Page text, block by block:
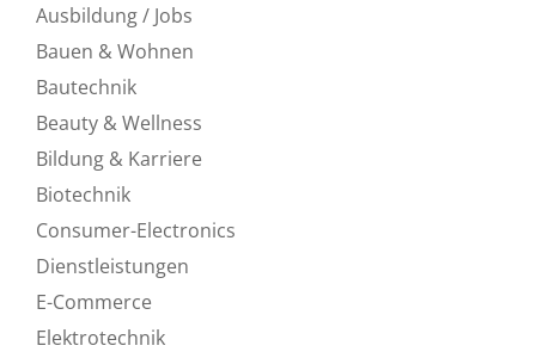
Ausbildung / Jobs
Bauen & Wohnen
Bautechnik
Beauty & Wellness
Bildung & Karriere
Biotechnik
Consumer-Electronics
Dienstleistungen
E-Commerce
Elektrotechnik